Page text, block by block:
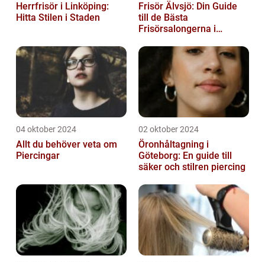
Herrfrisör i Linköping:
Hitta Stilen i Staden
Frisör Älvsjö: Din Guide
till de Bästa
Frisörsalongerna i
04 oktober 2024
Allt du behöver veta om
Piercingar
02 oktober 2024
Öronhåltagning i
Göteborg: En guide till
säker och stilren piercing